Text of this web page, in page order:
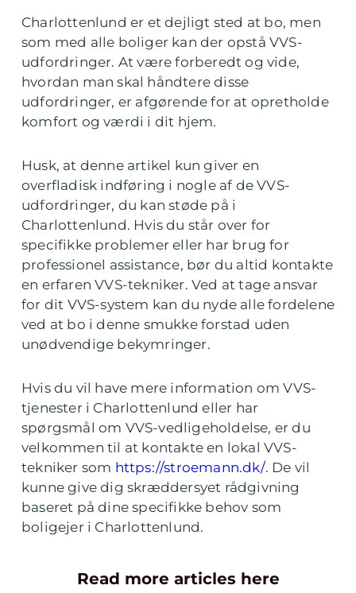
Charlottenlund er et dejligt sted at bo, men
som med alle boliger kan der opstå VVS-
udfordringer. At være forberedt og vide,
hvordan man skal håndtere disse
udfordringer, er afgørende for at opretholde
komfort og værdi i dit hjem.
Husk, at denne artikel kun giver en
overfladisk indføring i nogle af de VVS-
udfordringer, du kan støde på i
Charlottenlund. Hvis du står over for
specifikke problemer eller har brug for
professionel assistance, bør du altid kontakte
en erfaren VVS-tekniker. Ved at tage ansvar
for dit VVS-system kan du nyde alle fordelene
ved at bo i denne smukke forstad uden
unødvendige bekymringer.
Hvis du vil have mere information om VVS-
tjenester i Charlottenlund eller har
spørgsmål om VVS-vedligeholdelse, er du
velkommen til at kontakte en lokal VVS-
tekniker som https://stroemann.dk/. De vil
kunne give dig skræddersyet rådgivning
baseret på dine specifikke behov som
boligejer i Charlottenlund.
Read more articles here